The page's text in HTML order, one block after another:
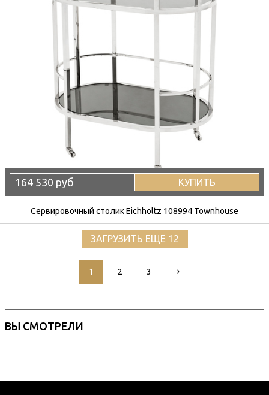
164 530 руб КУПИТЬ
Сервировочный столик Eichholtz 108994 Townhouse
ЗАГРУЗИТЬ ЕЩЕ 12
1 2 3
ВЫ СМОТРЕЛИ